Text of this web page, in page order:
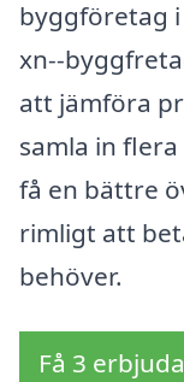
byggföretag
xn--
att jämföra
samla in
få en bättre
rimligt att
behöver.
Få 3